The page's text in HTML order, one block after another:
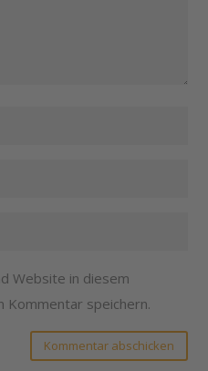
Website in diesem
Kommentar speichern.
Kommentar abschicken